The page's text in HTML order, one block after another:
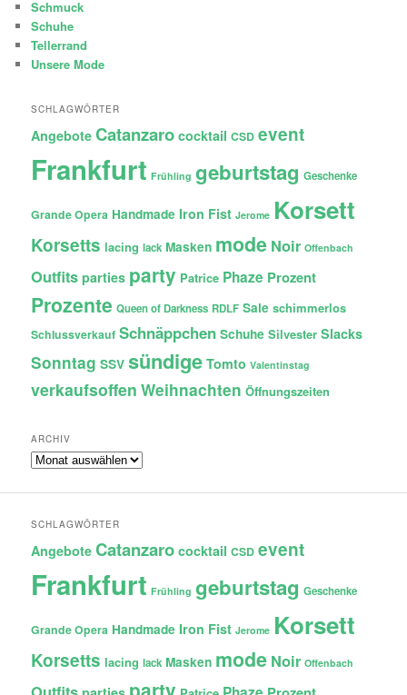
Schmuck
Schuhe
Tellerrand
Unsere Mode
SCHLAGWÖRTER
Angebote Catanzaro cocktail CSD event
Frankfurt Frühling geburtstag Geschenke
Grande Opera Handmade Iron Fist Jerome Korsett
Korsetts lacing lack Masken mode Noir Offenbach
Outfits parties party Patrice Phaze Prozent
Prozente Queen of Darkness RDLF Sale schimmerlos
Schlussverkauf Schnäppchen Schuhe Silvester Slacks
Sonntag SSV sündige Tomto Valentinstag
verkaufsoffen Weihnachten Öffnungszeiten
ARCHIV
Archiv
SCHLAGWÖRTER
Angebote Catanzaro cocktail CSD event
Frankfurt Frühling geburtstag Geschenke
Grande Opera Handmade Iron Fist Jerome Korsett
Korsetts lacing lack Masken mode Noir Offenbach